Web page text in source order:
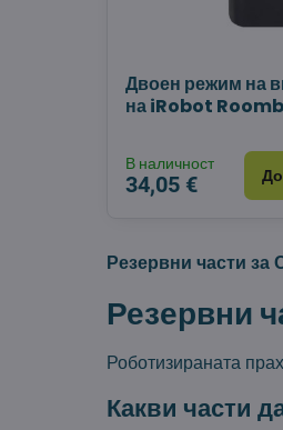
Двоен режим на
на iRobot
В наличност
34,05 €
Резервни части за
Резервни
Роботизираната
Какви части